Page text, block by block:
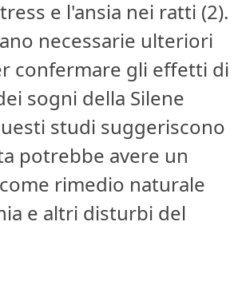
e l'ansia nei ratti (2).
necessarie ulteriori
confermare gli effetti di
sogni della Silene
studi suggeriscono
potrebbe avere un
rimedio naturale
e altri disturbi del